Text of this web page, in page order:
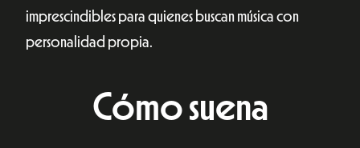
imprescindibles para quienes buscan música con
personalidad propia.
Cómo suena